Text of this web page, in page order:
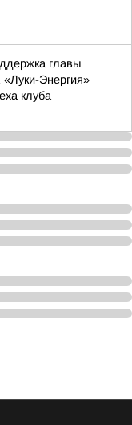
главы
«Луки-Энергия»
клуба